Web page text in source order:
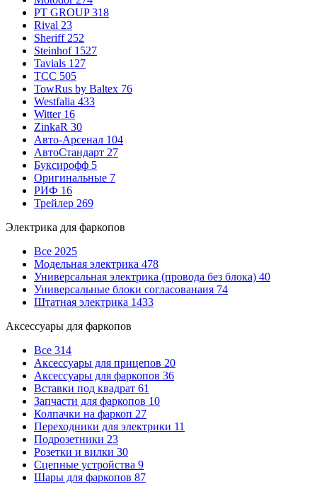
PT GROUP 318
Rival 23
Sheriff 252
Steinhof 1527
Tavials 127
TCC 505
TowRus by Baltex 76
Westfalia 433
Witter 16
ZinkaR 30
Авто-Арсенал 104
АвтоСтандарт 27
Буксирофф 5
Оригинальные 7
РИФ 16
Трейлер 269
Электрика для фаркопов
Все 2025
Модельная электрика 478
Универсальная электрика (провода без блока) 40
Универсальные блоки согласованаия 74
Штатная электрика 1433
Аксессуары для фаркопов
Все 314
Аксессуары для прицепов 20
Аксессуары для фаркопов 36
Вставки под квадрат 61
Запчасти для фаркопов 10
Колпачки на фаркоп 27
Переходники для электрики 11
Подрозетники 23
Розетки и вилки 30
Сцепные устройства 9
Шары для фаркопов 87